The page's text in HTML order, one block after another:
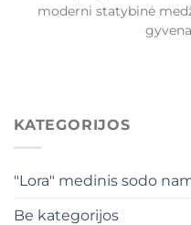
moderni statybinė
KATEGORIJOS
"Lora" medinis sodo
Be kategorijos